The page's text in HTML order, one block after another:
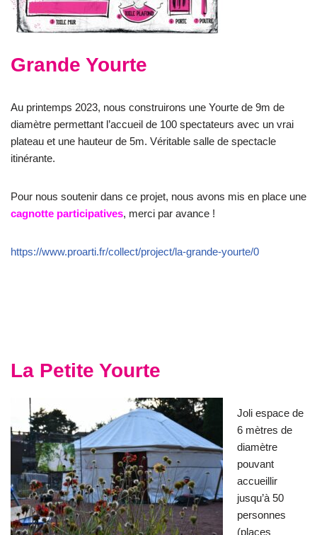
Grande Yourte
Au printemps 2023, nous construirons une Yourte de 9m de
diamètre permettant l’accueil de 100 spectateurs avec un vrai
plateau et une hauteur de 5m. Véritable salle de spectacle
itinérante.
Pour nous soutenir dans ce projet, nous avons mis en place une
cagnotte participatives, merci par avance !
https://www.proarti.fr/collect/project/la-grande-yourte/0
La Petite Yourte
Joli espace de
6 mètres de
diamètre
pouvant
accueillir
jusqu’à 50
personnes
(places